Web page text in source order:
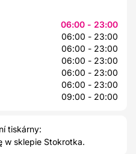
06:00 - 23:00
06:00 - 23:00
06:00 - 23:00
06:00 - 23:00
06:00 - 23:00
06:00 - 23:00
09:00 - 20:00
tiskárny:
w sklepie Stokrotka.